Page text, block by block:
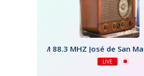
FM 88.3 MHZ José de San
LIVE